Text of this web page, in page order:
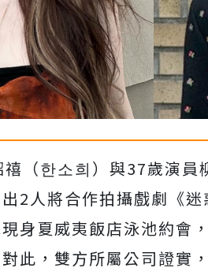
（한소희）與37歲演員
2人將合作拍攝戲劇《
身夏威夷飯店泳池約會
此，雙方所屬公司證實